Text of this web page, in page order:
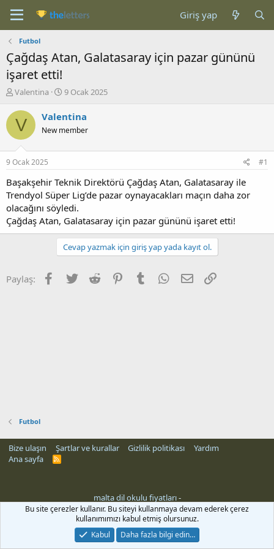
Giriş yap
Futbol
Çağdaş Atan, Galatasaray için pazar gününü
işaret etti!
K
n
b
u
u
b
a
l
a
t
a
Valentina
B
ş
a
ç
a
r
i
h
i
9 Ocak 2025
V Valentina
New member
9 Ocak 2025 #1
Başakşehir Teknik Direktörü Çağdaş Atan, Galatasaray ile
Trendyol Süper Lig’de pazar oynayacakları maçın daha zor
olacağını söyledi.
Çağdaş Atan, Galatasaray için pazar gününü işaret etti!
Cevap yazmak için giriş yap yada kayıt ol.
Paylaş: Facebook
Twitter Reddit PinterestTumblr WhatsApp
E-posta
Futbol
Bize ulaşın Şartlar ve kurallar Gizlilik politikası
Yardım
Ana sayfa
R
malta dil okulu fiyatları-
siteleri
Bu site çerezler kullanır. Bu siteyi kullanmaya devam ederek çerez
kullanımımızı kabul etmiş olursunuz.
Kabul
Daha fazla bilgi edin…